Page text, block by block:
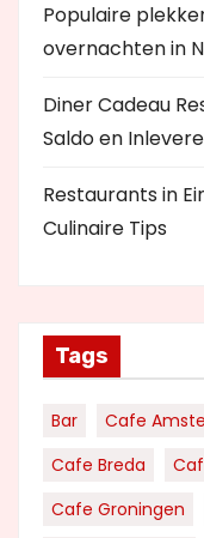
Populaire
overnachten in
Diner Cadeau
Saldo en
Restaurants in
Culinaire Tips
Tags
Bar Cafe
Cafe Breda
Cafe Groningen